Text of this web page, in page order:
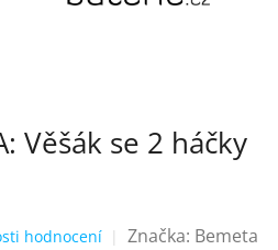
Věšák se 2 háčky
hodnocení Značka: Bemeta